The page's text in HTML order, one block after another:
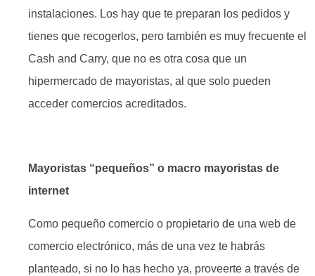
instalaciones. Los hay que te preparan los pedidos y
tienes que recogerlos, pero también es muy frecuente el
Cash and Carry, que no es otra cosa que un
hipermercado de mayoristas, al que solo pueden
acceder comercios acreditados.
Mayoristas “pequeños” o macro mayoristas de
internet
Como pequeño comercio o propietario de una web de
comercio electrónico, más de una vez te habrás
planteado, si no lo has hecho ya, proveerte a través de